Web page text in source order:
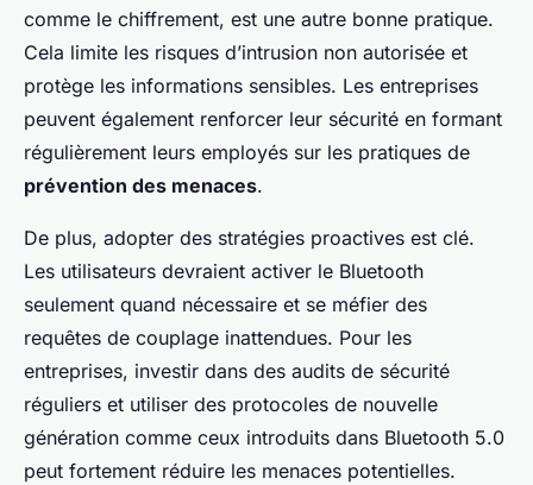
comme le chiffrement, est une autre bonne pratique.
Cela limite les risques d’intrusion non autorisée et
protège les informations sensibles. Les entreprises
peuvent également renforcer leur sécurité en formant
régulièrement leurs employés sur les pratiques de
prévention des menaces.
De plus, adopter des stratégies proactives est clé.
Les utilisateurs devraient activer le Bluetooth
seulement quand nécessaire et se méfier des
requêtes de couplage inattendues. Pour les
entreprises, investir dans des audits de sécurité
réguliers et utiliser des protocoles de nouvelle
génération comme ceux introduits dans Bluetooth 5.0
peut fortement réduire les menaces potentielles.